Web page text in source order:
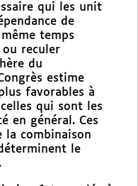
qui les unit
de
temps
ou reculer
du
estime
favorables à
qui sont les
en général. Ces
la combinaison
le